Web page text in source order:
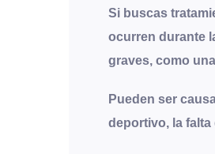
Si buscas
ocurren durante
graves, como
Pueden ser
deportivo, la falta